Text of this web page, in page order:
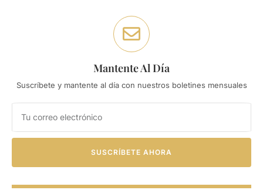
Mantente Al Día
Suscríbete y mantente al día con nuestros boletines mensuales
SUSCRÍBETE AHORA